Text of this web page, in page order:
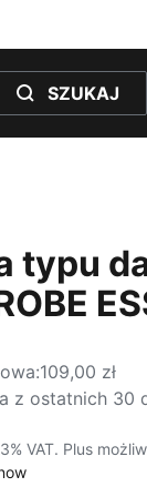
SZUKAJ
typu
:109,00 zł
z ostatnich 30
VAT. Plus